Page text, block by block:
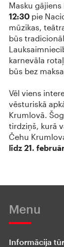
Masku gājiens
12:30 pie
mūzikas,
būs
karnevāla
būs bez
Vēl viens
vēsturiskā
Krumlovā.
tirdziņš, kurā
Čehu
līdz 21.
Menu
Informācija